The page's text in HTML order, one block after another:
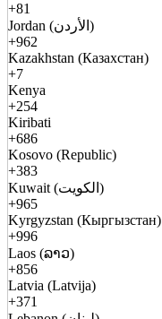
+81
Jordan (الأردن)
+962
Kazakhstan (Казахстан)
+7
Kenya
+254
Kiribati
+686
Kosovo (Republic)
+383
Kuwait (الكويت)
+965
Kyrgyzstan (Кыргызстан)
+996
Laos (ລາວ)
+856
Latvia (Latvija)
+371